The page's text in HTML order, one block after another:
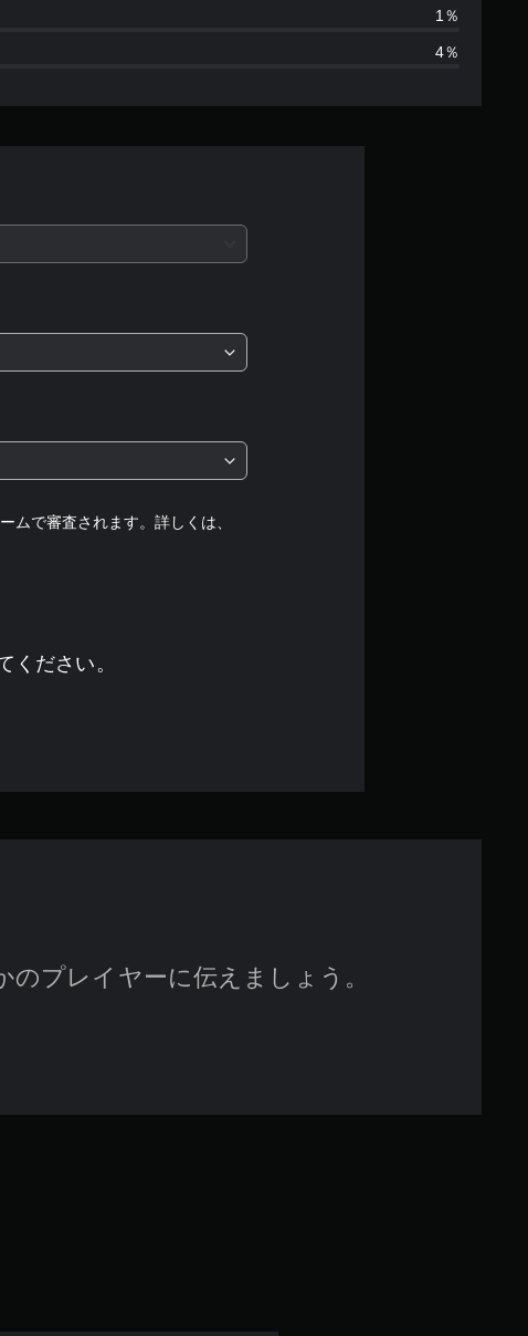
1
5
3
1％
4％
ムで審査されます。詳しくは、
ください。
のプレイヤーに伝えましょう。